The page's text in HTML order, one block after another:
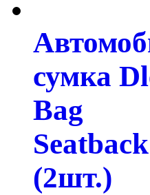
сумка
Bag
Seatback
(2шт.)